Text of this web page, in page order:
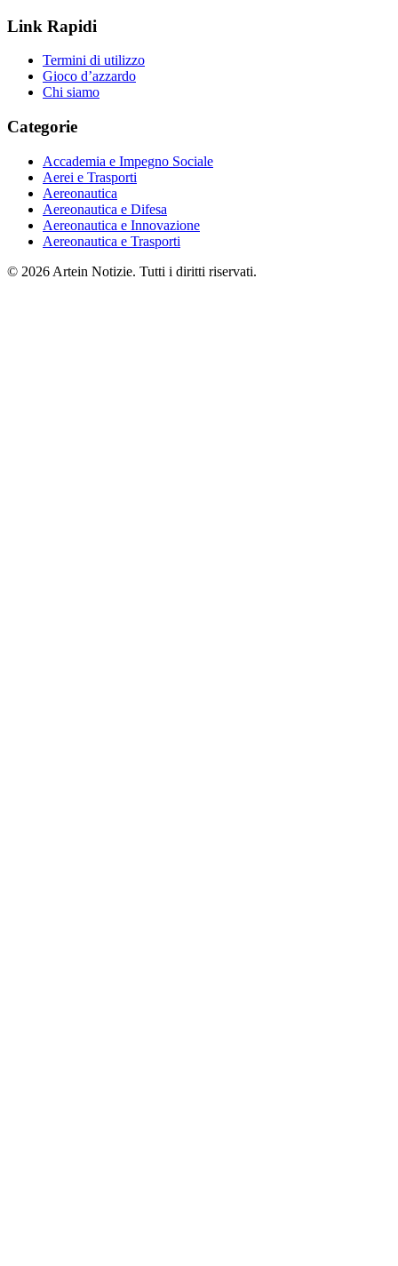
Link Rapidi
Termini di utilizzo
Gioco d’azzardo
Chi siamo
Categorie
Accademia e Impegno Sociale
Aerei e Trasporti
Aereonautica
Aereonautica e Difesa
Aereonautica e Innovazione
Aereonautica e Trasporti
© 2026 Artein Notizie. Tutti i diritti riservati.